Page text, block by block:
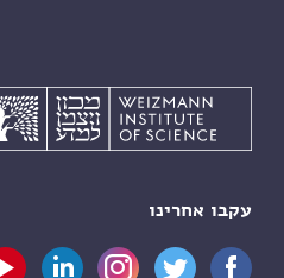
עקבו אחרינו